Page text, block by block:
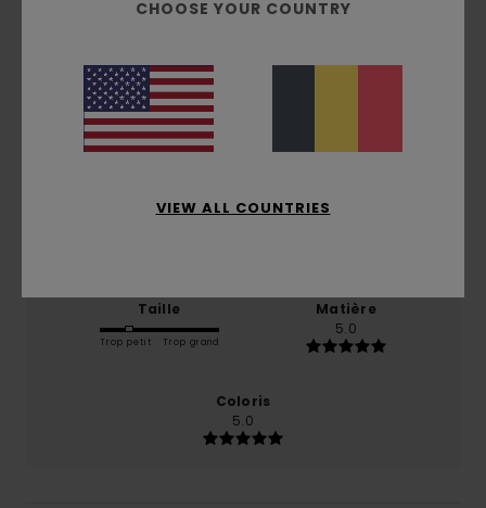
Note moyenne
4.0
basé sur1 avis vérifiés
Rapport qualité / prix
Taille
Trop petit Trop grand
Matière
5.0
Coloris
5.0
CHOOSE YOUR COUNTRY
VIEW ALL COUNTRIES